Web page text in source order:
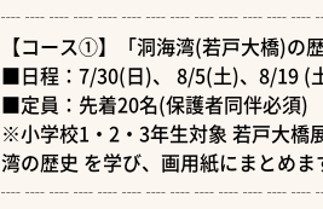
┈ ┈ ┈ ┈ ┈ ┈ ┈ ┈ ┈ ┈ ┈ ┈ ┈
【コース①】「洞海湾(若戸大橋)の歴
■日程：7/30(日)、 8/5(土)、8/19 (
■定員：先着20名(保護者同伴必須)
※小学校1・2・3年生対象 若戸大橋
湾の歴史 を学び、画用紙にまとめま
┈ ┈ ┈ ┈ ┈ ┈ ┈ ┈ ┈ ┈ ┈ ┈ ┈